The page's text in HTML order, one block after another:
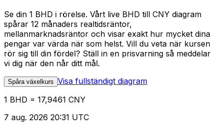
Se din 1 BHD i rörelse. Vårt live BHD till CNY diagram
spårar 12 månaders realtidsräntor,
mellanmarknadsräntor och visar exakt hur mycket dina
pengar var värda när som helst. Vill du veta när kursen
rör sig till din fördel? Ställ in en prisvarning så meddelar
vi dig när den når ditt mål.
Spåra växelkurs Visa fullständigt diagram
1 BHD = 17,9461 CNY
7 aug. 2026 20:31 UTC